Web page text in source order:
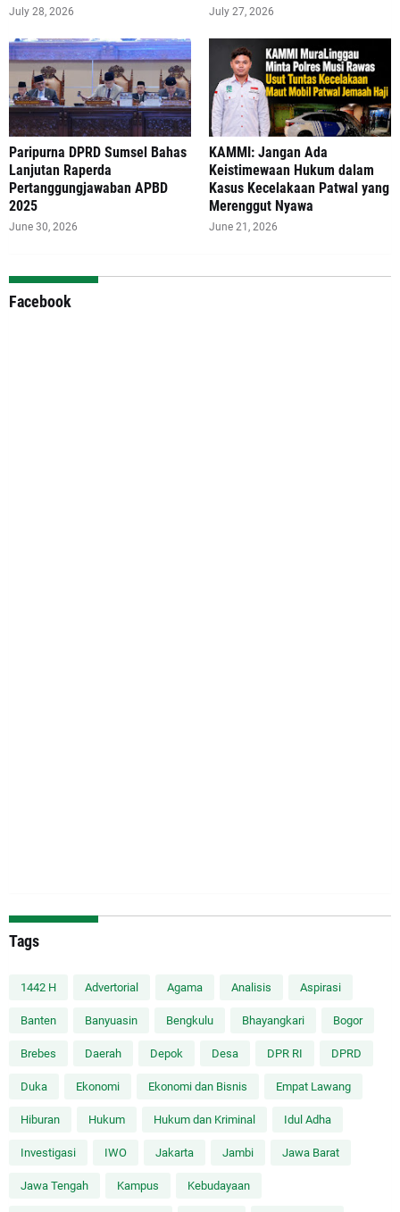
July 28, 2026 July 27, 2026
Paripurna DPRD Sumsel Bahas
Lanjutan Raperda
Pertanggungjawaban APBD
2025
June 30, 2026
‎KAMMI: Jangan Ada
Keistimewaan Hukum dalam
Kasus Kecelakaan Patwal yang
Merenggut Nyawa
June 21, 2026
Facebook
Tags
1442 H Advertorial Agama Analisis Aspirasi
Banten Banyuasin Bengkulu Bhayangkari Bogor
Brebes Daerah Depok Desa DPR RI DPRD
Duka Ekonomi Ekonomi dan Bisnis Empat Lawang
Hiburan Hukum Hukum dan Kriminal Idul Adha
Investigasi IWO Jakarta Jambi Jawa Barat
Jawa Tengah Kampus Kebudayaan